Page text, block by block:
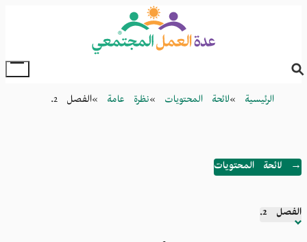
Breadcrumb
الرئيسية لائحة المحتويات نظرة عامة الفصل 2.
→ لائحة المحتويات
الفصل 2.